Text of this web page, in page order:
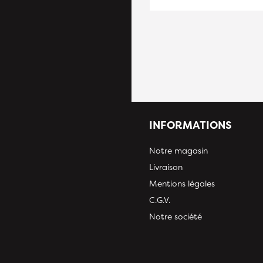
INFORMATIONS
Notre magasin
Livraison
Mentions légales
C.G.V.
Notre société